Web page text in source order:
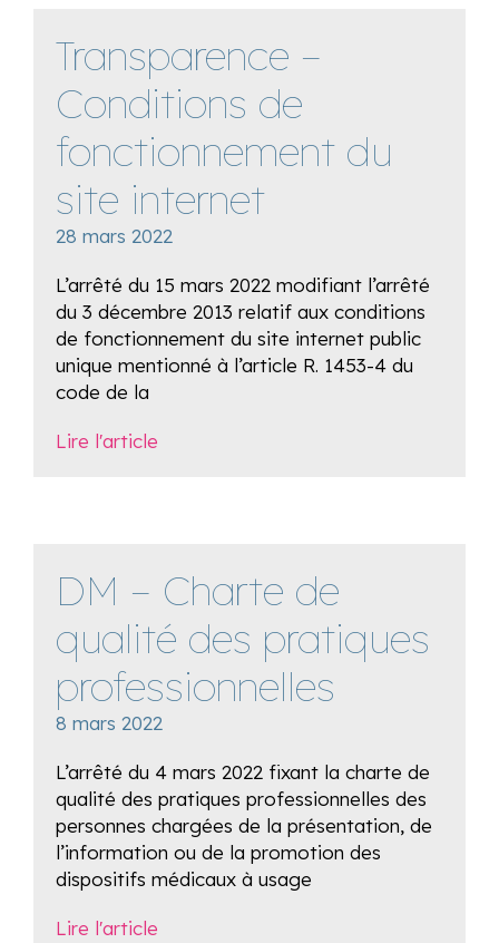
Transparence –
Conditions de
fonctionnement du
site internet
28 mars 2022
L’arrêté du 15 mars 2022 modifiant l’arrêté
du 3 décembre 2013 relatif aux conditions
de fonctionnement du site internet public
unique mentionné à l’article R. 1453-4 du
code de la
Lire l'article
DM – Charte de
qualité des pratiques
professionnelles
8 mars 2022
L’arrêté du 4 mars 2022 fixant la charte de
qualité des pratiques professionnelles des
personnes chargées de la présentation, de
l’information ou de la promotion des
dispositifs médicaux à usage
Lire l'article